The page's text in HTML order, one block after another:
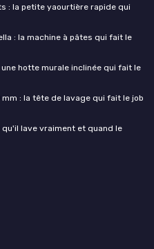
: la petite yaourtière rapide qui
: la machine à pâtes qui fait le
une hotte murale inclinée qui fait le
mm : la tête de lavage qui fait le job
lave vraiment et quand le